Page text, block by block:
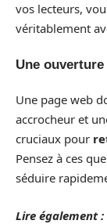
vos lecteurs,
véritablement
Une
Une page web
accrocheur et
cruciaux pour
Pensez à ces
séduire
Lire également :